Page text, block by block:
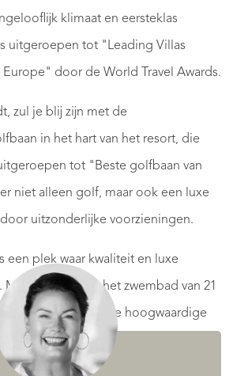
klimaat en eersteklas
uitgeroepen tot "Leading Villas
Europe" door de World Travel Awards.
zul je blij zijn met de
in het hart van het resort, die
tot "Beste golfbaan van
niet alleen golf, maar ook een luxe
uitzonderlijke voorzieningen.
een plek waar kwaliteit en luxe
details zoals het zwembad van 21
tuin en de hoogwaardige
hoek, waan je je in je eigen paradijs.